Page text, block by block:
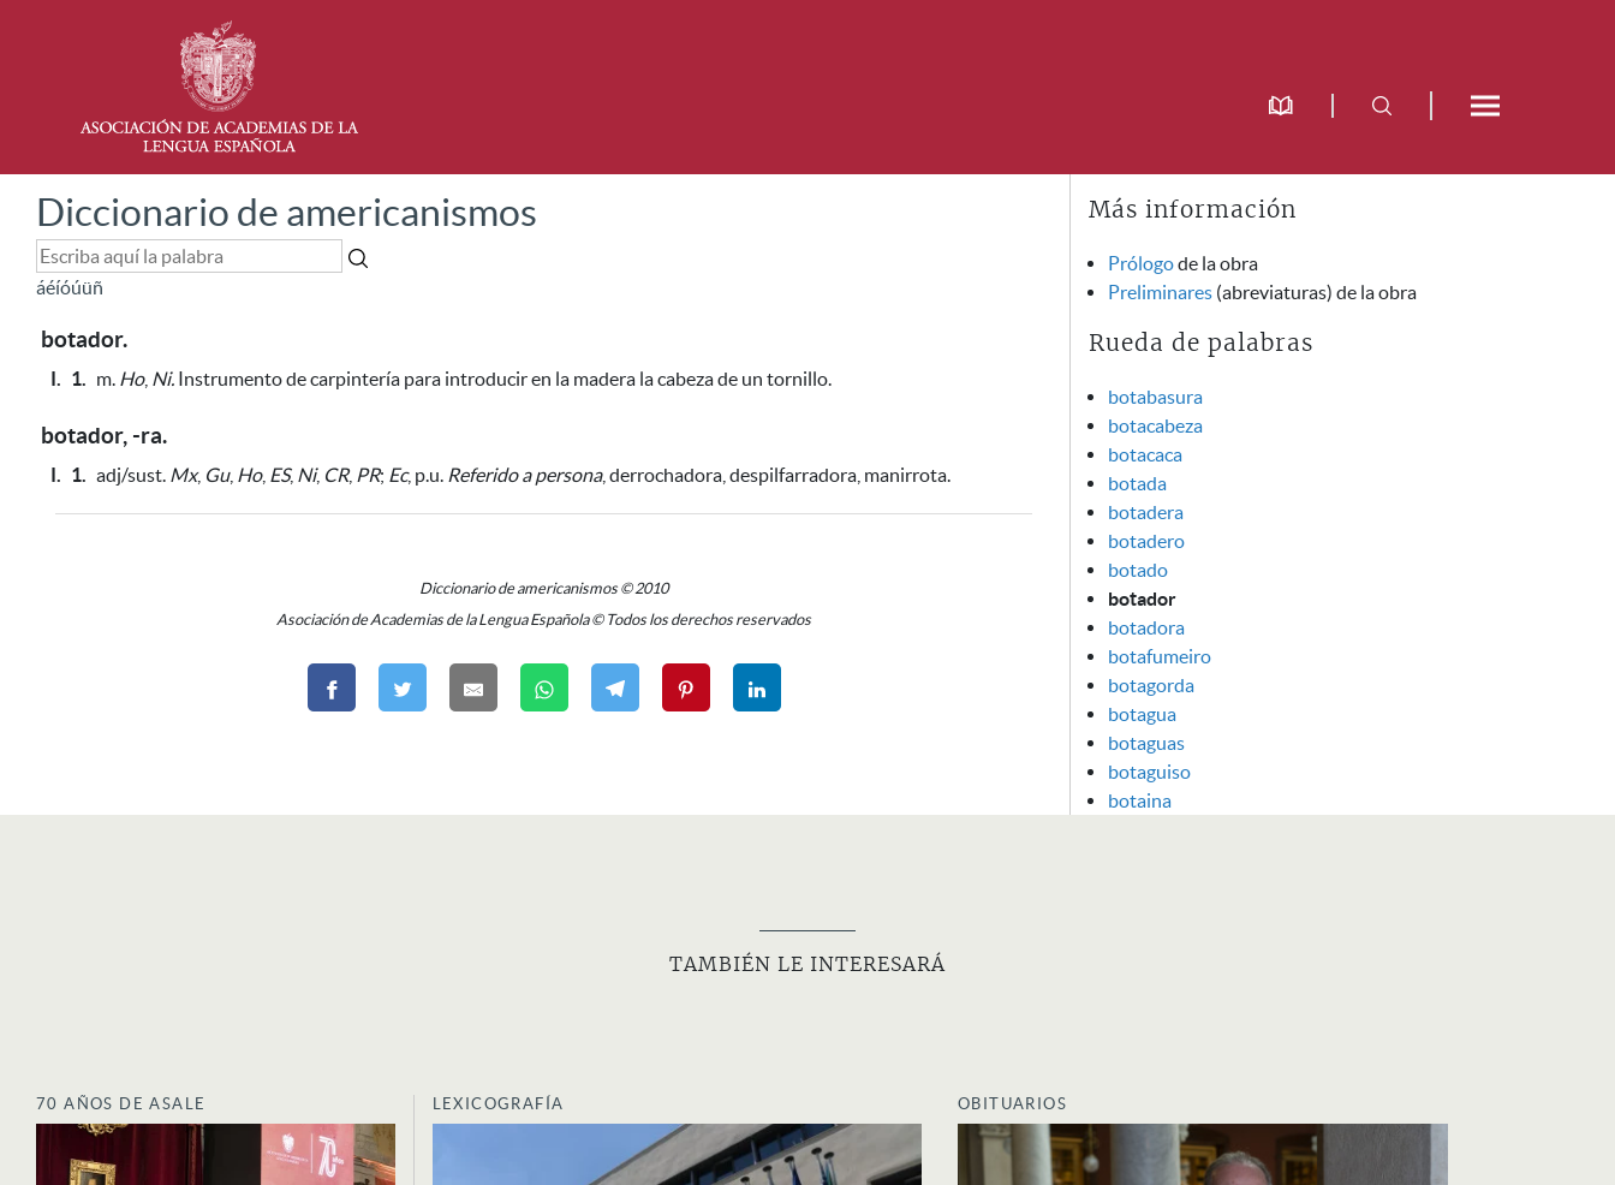
Diccionario de americanismos
áéíóúüñ
botador.
I. 1. m. Ho, Ni. Instrumento de carpintería para introducir en la madera la cabeza de un tornillo.
botador, -ra.
I. 1. adj/sust. Mx, Gu, Ho, ES, Ni, CR, PR; Ec, p.u. Referido a persona, derrochadora, despilfarradora, manirrota.
Diccionario de americanismos © 2010
Asociación de Academias de la Lengua Española © Todos los derechos reservados
Más información
Prólogode la obra
Preliminares (abreviaturas) de la obra
Rueda de palabras
botabasura
botacabeza
botacaca
botada
botadera
botadero
botado
botador
botadora
botafumeiro
botagorda
botagua
botaguas
botaguiso
botaina
TAMBIÉN LE INTERESARÁ
70 AÑOS DE ASALE LEXICOGRAFÍA OBITUARIOS